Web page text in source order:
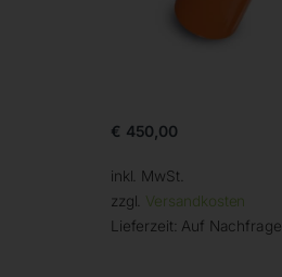
€ 450,00
inkl. MwSt.
zzgl. Versandkosten
Lieferzeit: Auf Nachfrage